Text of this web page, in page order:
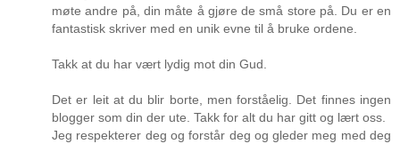
møte andre på, din måte å gjøre de små store på. Du er en
fantastisk skriver med en unik evne til å bruke ordene.
Takk at du har vært lydig mot din Gud.
Det er leit at du blir borte, men forståelig. Det finnes ingen
blogger som din der ute. Takk for alt du har gitt og lært oss.
Jeg respekterer deg og forstår deg og gleder meg med deg